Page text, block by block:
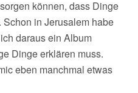
können, dass Dinge
in Jerusalem habe
daraus ein Album
Dinge erklären muss.
eben manchmal etwas